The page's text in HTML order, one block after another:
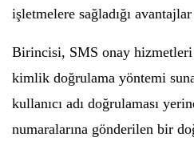
işletmelere sağladığı
Birincisi, SMS onay
kimlik doğrulama yöntemi
kullanıcı adı doğrulaması
numaralarına gönderilen bir